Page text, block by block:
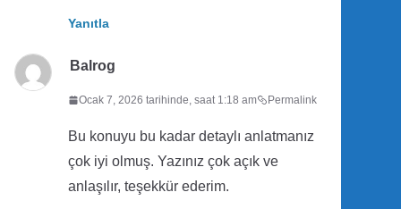
Yanıtla
Balrog
Ocak 7, 2026 tarihinde, saat 1:18 am Permalink
Bu konuyu bu kadar detaylı anlatmanız
çok iyi olmuş. Yazınız çok açık ve
anlaşılır, teşekkür ederim.